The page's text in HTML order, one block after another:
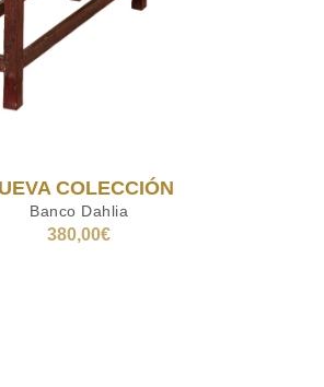
COLECCIÓN
Banco Dahlia
380,00€